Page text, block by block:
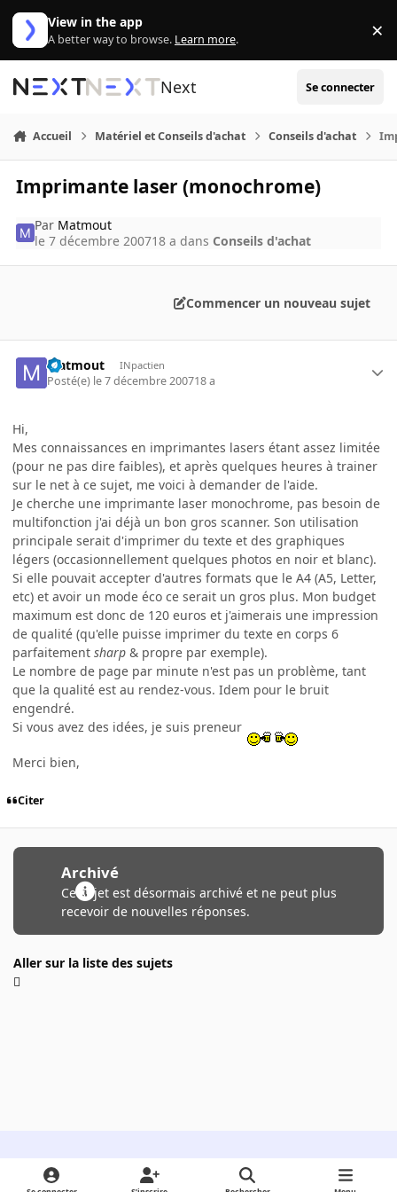
Aller au contenu
View in the app
A better way to browse. Learn more. ×
Next Se connecter
Accueil Matériel et Conseils d'achat Conseils d'achat
Imprimante laser (monochrome)
Par Matmout
le 7 décembre 200718 a dans Conseils d'achat
Commencer un nouveau sujet
Matmout INpactien
Posté(e) le 7 décembre 200718 a
Hi,
Mes connaissances en imprimantes lasers étant assez limitée
(pour ne pas dire faibles), et après quelques heures à trainer
sur le net à ce sujet, me voici à demander de l'aide.
Je cherche une imprimante laser monochrome, pas besoin de
multifonction j'ai déjà un bon gros scanner. Son utilisation
principale serait d'imprimer du texte et des graphiques
légers (occasionnellement quelques photos en noir et blanc).
Si elle pouvait accepter d'autres formats que le A4 (A5, Letter,
etc) et avoir un mode éco ce serait un gros plus. Mon budget
maximum est donc de 120 euros et j'aimerais une impression
de qualité (qu'elle puisse imprimer du texte en corps 6
parfaitement sharp & propre par exemple).
Le nombre de page par minute n'est pas un problème, tant
que la qualité est au rendez-vous. Idem pour le bruit
engendré.
Si vous avez des idées, je suis preneur
Merci bien,
Citer
Archivé
Ce sujet est désormais archivé et ne peut plus
recevoir de nouvelles réponses.
Aller sur la liste des sujets
Light ModeDark ModeSystem Preference